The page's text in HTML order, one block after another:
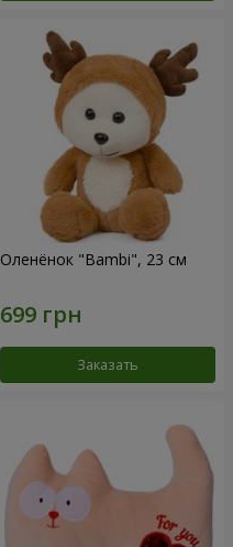
Оленёнок "Bambi", 23 см
Заказать